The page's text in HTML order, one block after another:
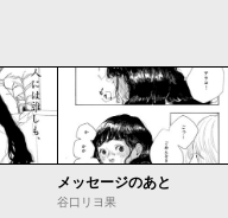
メッセージのあと
谷口リヨ果